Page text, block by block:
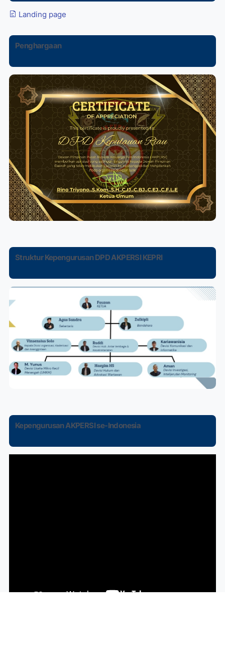
Landing page
Penghargaan
Struktur Kepengurusan DPD AKPERSI KEPRI
Kepengurusan AKPERSI se-Indonesia